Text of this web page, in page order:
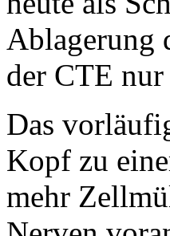
Ablagerung
der CTE
Das
Kopf zu
mehr